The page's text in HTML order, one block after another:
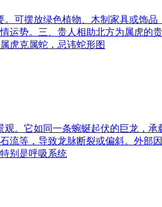
可摆放绿色植物、木制家具或饰
势。三、贵人相助北方为属虎的
虎克属蛇，忌讳蛇形图
。它如同一条蜿蜒起伏的巨龙，
等，导致龙脉断裂或偏斜。外部
别是呼吸系统